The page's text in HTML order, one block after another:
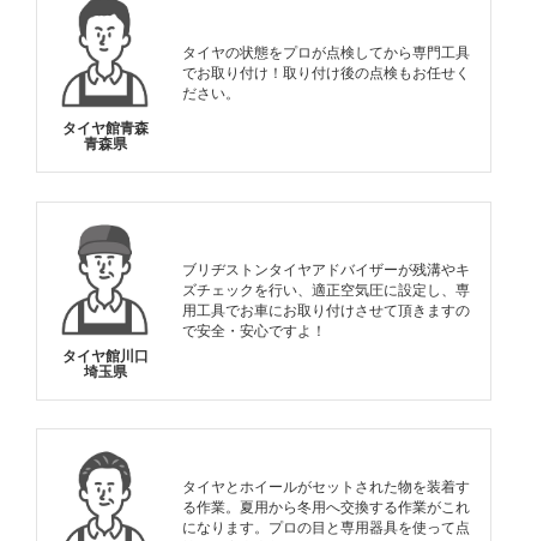
タイヤ館青森
青森県
タイヤの状態をプロが点検してから専門工具
でお取り付け！取り付け後の点検もお任せく
ださい。
タイヤ館川口
埼玉県
ブリヂストンタイヤアドバイザーが残溝やキ
ズチェックを行い、適正空気圧に設定し、専
用工具でお車にお取り付けさせて頂きますの
で安全・安心ですよ！
タイヤとホイールがセットされた物を装着す
る作業。夏用から冬用へ交換する作業がこれ
になります。プロの目と専用器具を使って点